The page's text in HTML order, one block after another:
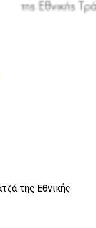
της Εθνικής